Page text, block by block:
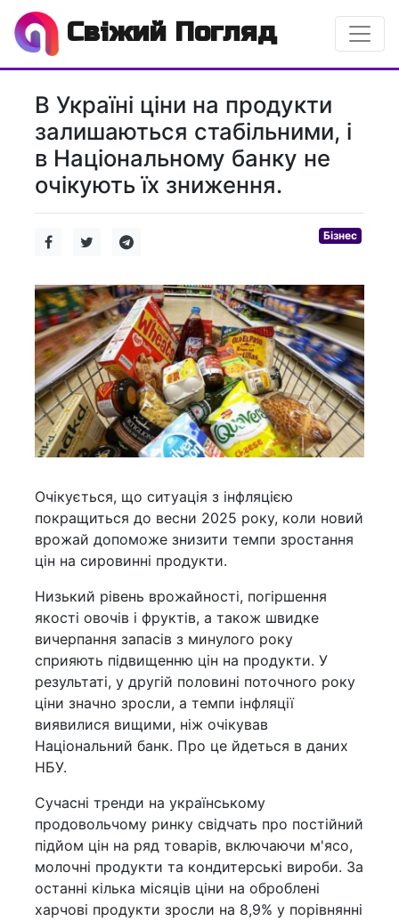
Свіжий Погляд
В Україні ціни на продукти
залишаються стабільними, і
в Національному банку не
очікують їх зниження.
Бізнес
Очікується, що ситуація з інфляцією
покращиться до весни 2025 року, коли новий
врожай допоможе знизити темпи зростання
цін на сировинні продукти.
Низький рівень врожайності, погіршення
якості овочів і фруктів, а також швидке
вичерпання запасів з минулого року
сприяють підвищенню цін на продукти. У
результаті, у другій половині поточного року
ціни значно зросли, а темпи інфляції
виявилися вищими, ніж очікував
Національний банк. Про це йдеться в даних
НБУ.
Сучасні тренди на українському
продовольчому ринку свідчать про постійний
підйом цін на ряд товарів, включаючи м'ясо,
молочні продукти та кондитерські вироби. За
останні кілька місяців ціни на оброблені
харчові продукти зросли на 8,9% у порівнянні